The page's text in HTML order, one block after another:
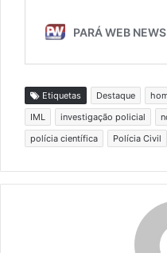
Etiquetas Destaque
IML
investigação policial
polícia científica
Polícia Civil